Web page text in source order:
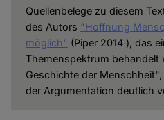
Quellenbelege zu diesem
des Autors "Hoffnung
möglich" (Piper 2014 ), das
Themenspektrum behandelt
Geschichte der
der Argumentation deutlich